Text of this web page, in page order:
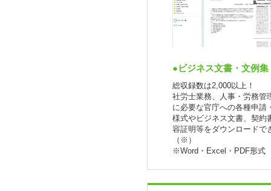
●ビジネス文書・文例集
総収録数は2,000以上！
社労士業務、人事・労務管
に必要な官庁への各種申請
様式やビジネス文書、契約
容証明等をダウンロードで
（※）
※Word・Excel・PDF形式